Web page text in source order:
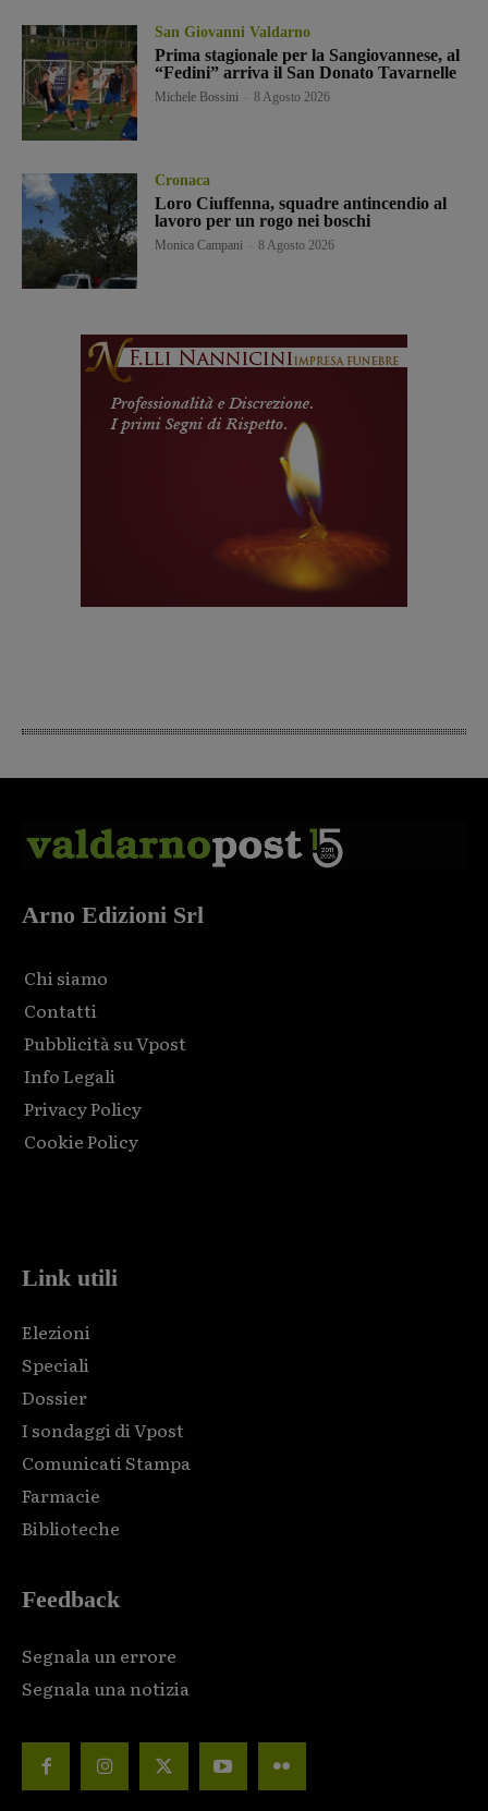
San Giovanni Valdarno
Prima stagionale per la Sangiovannese, al
“Fedini” arriva il San Donato Tavarnelle
Michele Bossini 8 Agosto 2026
Cronaca
Loro Ciuffenna, squadre antincendio al
lavoro per un rogo nei boschi
Monica Campani 8 Agosto 2026
Arno Edizioni Srl
Chi siamo
Contatti
Pubblicità su Vpost
Info Legali
Privacy Policy
Cookie Policy
Link utili
Elezioni
Speciali
Dossier
I sondaggi di Vpost
Comunicati Stampa
Farmacie
Biblioteche
Feedback
Segnala un errore
Segnala una notizia